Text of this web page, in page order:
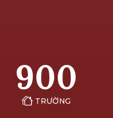
900
TRƯỜNG